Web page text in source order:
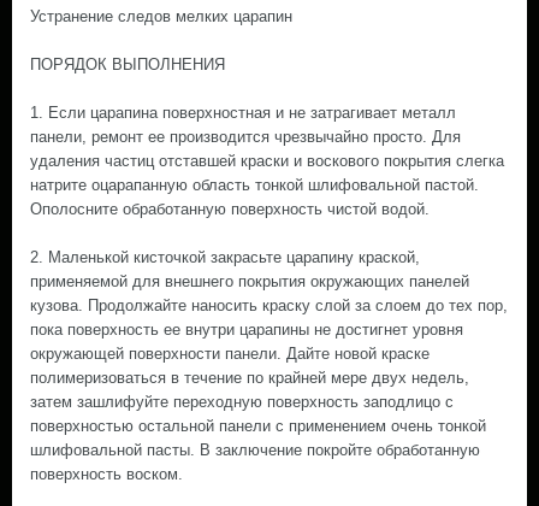
Устранение следов мелких царапин
ПОРЯДОК ВЫПОЛНЕНИЯ
1. Если царапина поверхностная и не затрагивает металл
панели, ремонт ее производится чрезвычайно просто. Для
удаления частиц отставшей краски и воскового покрытия слегка
натрите оцарапанную область тонкой шлифовальной пастой.
Ополосните обработанную поверхность чистой водой.
2. Маленькой кисточкой закрасьте царапину краской,
применяемой для внешнего покрытия окружающих панелей
кузова. Продолжайте наносить краску слой за слоем до тех пор,
пока поверхность ее внутри царапины не достигнет уровня
окружающей поверхности панели. Дайте новой краске
полимеризоваться в течение по крайней мере двух недель,
затем зашлифуйте переходную поверхность заподлицо с
поверхностью остальной панели с применением очень тонкой
шлифовальной пасты. В заключение покройте обработанную
поверхность воском.